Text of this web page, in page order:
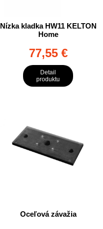
Nízka kladka HW11 KELTON
Home
77,55 €
Detail
produktu
Oceľová závažia